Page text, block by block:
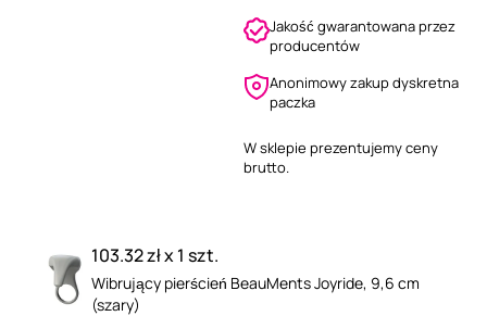
Jakość gwarantowana przez
producentów
Anonimowy zakup dyskretna
paczka
W sklepie prezentujemy ceny
brutto.
103.32 zł x 1 szt.
Wibrujący pierścień BeauMents Joyride, 9,6 cm
(szary)